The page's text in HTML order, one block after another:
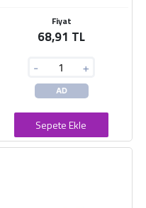
Fiyat
68,91 TL
- +
AD
Sepete Ekle